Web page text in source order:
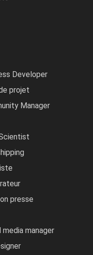
Developer
projet
Manager
presse
media manager